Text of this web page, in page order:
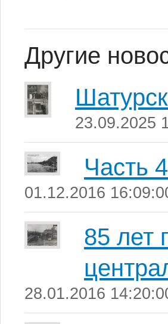
Другие
23.09.2025
Часть
01.12.2016
85 лет
28.01.2016